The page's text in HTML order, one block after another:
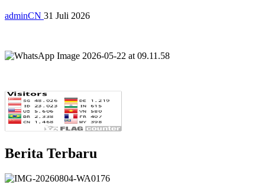
adminCN 31 Juli 2026
Berita Terbaru